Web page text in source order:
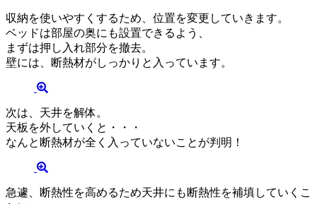
収納を使いやすくするため、位置を変更していきます。
ベッドは部屋の奥にも設置できるよう、
まずは押し入れ部分を撤去。
壁には、断熱材がしっかりと入っています。
次は、天井を解体。
天板を外していくと・・・
なんと断熱材が全く入っていないことが判明！
急遽、断熱性を高めるため天井にも断熱性を補填していくこ